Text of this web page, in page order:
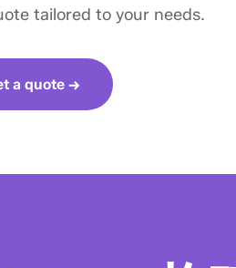
tailored to your needs.
a quote →